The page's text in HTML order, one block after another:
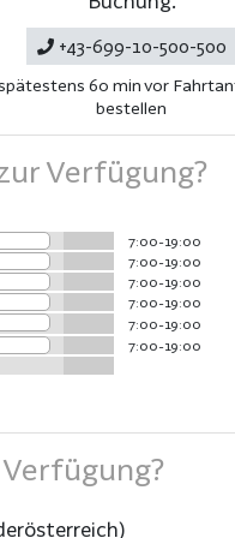
+43-699-10-500-500
60 min vor
bestellen
Verfügung?
7:00-19:00
7:00-19:00
7:00-19:00
7:00-19:00
7:00-19:00
7:00-19:00